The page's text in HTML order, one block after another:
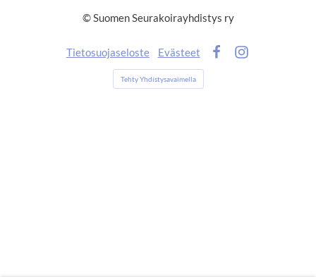
©Suomen Seurakoirayhdistys ry
Tietosuojaseloste
Evästeet
Tehty Yhdistysavaimella